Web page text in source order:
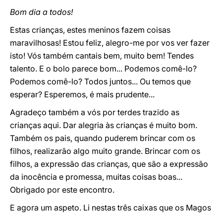
Bom dia a todos!
Estas crianças, estes meninos fazem coisas
maravilhosas! Estou feliz, alegro-me por vos ver fazer
isto! Vós também cantais bem, muito bem! Tendes
talento. E o bolo parece bom... Podemos comê-lo?
Podemos comê-lo? Todos juntos... Ou temos que
esperar? Esperemos, é mais prudente...
Agradeço também a vós por terdes trazido as
crianças aqui. Dar alegria às crianças é muito bom.
Também os pais, quando puderem brincar com os
filhos, realizarão algo muito grande. Brincar com os
filhos, a expressão das crianças, que são a expressão
da inocência e promessa, muitas coisas boas...
Obrigado por este encontro.
E agora um aspeto. Li nestas três caixas que os Magos